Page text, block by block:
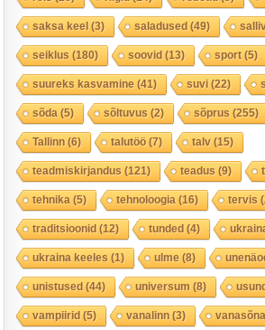
saksa keel(3) saladused(49)
seiklus (180) soovid(13) sport(5)
suureks kasvamine (41) suvi(22)
sõda (5) sõltuvus (2) sõprus (255)
Tallinn(6) talutöö(7) talv(15)
teadmiskirjandus (121) teadus (9)
tehnika (5) tehnoloogia (16) tervis
traditsioonid(12) tunded(4)
ukraina keeles (1) ulme (8)
unistused(44) universum (8)
vampiirid(5) vanalinn(3)